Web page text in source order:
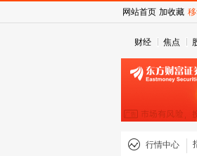
财经 焦点
行情中心
网站首页 加收藏